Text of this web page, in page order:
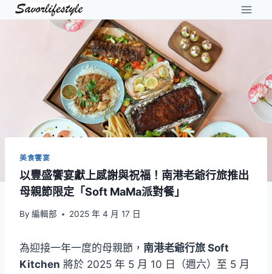
Skip
美食饗宴
以豐盛饗宴獻上感謝與祝福！南港老爺行旅推出
母親節限定「Soft MaMa派對餐」
By 編輯部 2025 年 4 月 17 日
為迎接一年一度的母親節， 南港老爺行旅 Soft
Kitchen 將於 2025 年 5 月 10 日（週六）至 5 月